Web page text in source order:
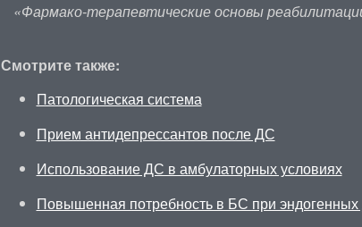
«Фармако-терапевтические основы
Смотрите также:
Патологическая система
Прием антидепрессантов после ДС
Использование ДС в амбулаторных условиях
Повышенная потребность в БС при эндогенных